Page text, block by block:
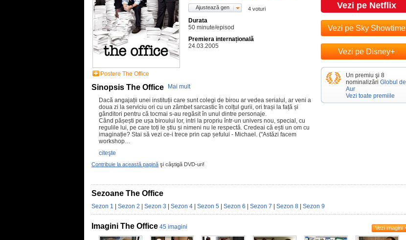
Postere The Office
Ajustează gen 4 voturi
Durata
50 minute/episod
Premiera internațională
24.03.2005
Sinopsis The Office
Mai mult
Dacă angajații unei instituții care sunt colegi de birou ar vedea serialul, ar veni a
doua zi la serviciu ori cu un zâmbet sarcastic în colțul gurii, ori trași la față și
gânditori pentru că tocmai s-au regăsit în unul dintre personaje.
Când pășești pe ușa biroului lor, intri la propriu într-un univers nou, special, cu
regulile lui, pe care toți le știu și nimeni nu le respectă. Credeai că ești un om cu
imaginație? Stai să vezi ce-i trece prin cap șefului - Michael. ("Astăzi facem
workshop…
citeşte
Contribuie la această pagină şi câştigă DVD-uri!
Vezi pe Netflix
Vezi pe Sky Showtime
Vezi pe Disney+
Un premiu şi 8
nominalizări Globul de
Aur
Vezi toate premiile
Sezoane The Office
Sezon 1 Sezon 2 Sezon 3 Sezon 4 Sezon 5 Sezon 6 Sezon 7 Sezon 8 Sezon 9
Imagini The Office 45 imagini Vezi imagini